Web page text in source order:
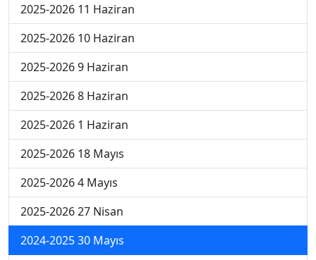
2025-2026 11 Haziran
2025-2026 10 Haziran
2025-2026 9 Haziran
2025-2026 8 Haziran
2025-2026 1 Haziran
2025-2026 18 Mayıs
2025-2026 4 Mayıs
2025-2026 27 Nisan
2024-2025 30 Mayıs